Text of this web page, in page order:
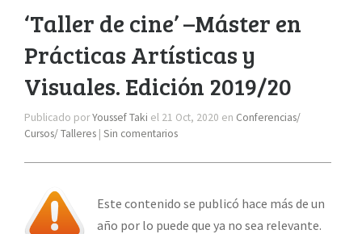
‘Taller de cine’ –Máster en
Prácticas Artísticas y
Visuales. Edición 2019/20
Publicado porYoussef Taki el 21 Oct, 2020 en Conferencias/
Cursos/ Talleres |Sin comentarios
Este contenido se publicó hace más de un
año por lo puede que ya no sea relevante.